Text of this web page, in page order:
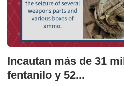
Incautan más de 31
fentanilo y 52...